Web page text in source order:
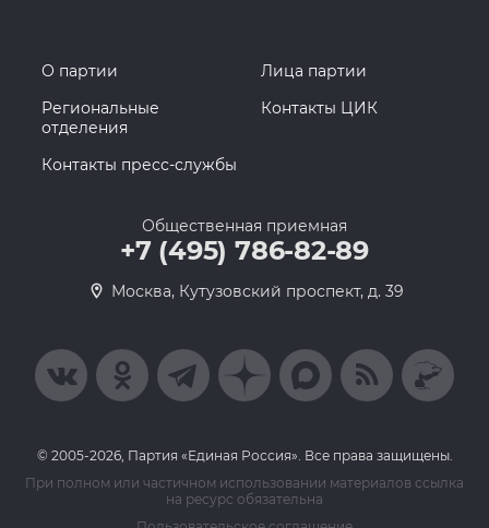
О партии
Лица партии
Региональные
отделения
Контакты ЦИК
Контакты пресс-службы
Общественная приемная
+7 (495) 786-82-89
Москва, Кутузовский проспект, д. 39
© 2005-2026, Партия «Единая Россия». Все права защищены.
При полном или частичном использовании материалов ссылка
на ресурс обязательна